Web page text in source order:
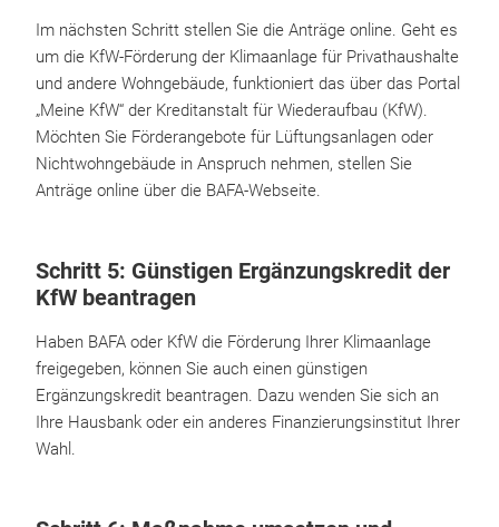
Im nächsten Schritt stellen Sie die Anträge online. Geht es
um die KfW-Förderung der Klimaanlage für Privathaushalte
und andere Wohngebäude, funktioniert das über das Portal
„Meine KfW“ der Kreditanstalt für Wiederaufbau (KfW).
Möchten Sie Förderangebote für Lüftungsanlagen oder
Nichtwohngebäude in Anspruch nehmen, stellen Sie
Anträge online über die BAFA-Webseite.
Schritt 5: Günstigen Ergänzungskredit der
KfW beantragen
Haben BAFA oder KfW die Förderung Ihrer Klimaanlage
freigegeben, können Sie auch einen günstigen
Ergänzungskredit beantragen. Dazu wenden Sie sich an
Ihre Hausbank oder ein anderes Finanzierungsinstitut Ihrer
Wahl.